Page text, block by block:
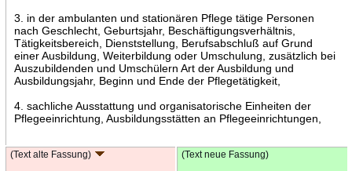
3. in der ambulanten und stationären Pflege tätige Personen
nach Geschlecht, Geburtsjahr, Beschäftigungsverhältnis,
Tätigkeitsbereich, Dienststellung, Berufsabschluß auf Grund
einer Ausbildung, Weiterbildung oder Umschulung, zusätzlich bei
Auszubildenden und Umschülern Art der Ausbildung und
Ausbildungsjahr, Beginn und Ende der Pflegetätigkeit,
4. sachliche Ausstattung und organisatorische Einheiten der
Pflegeeinrichtung, Ausbildungsstätten an Pflegeeinrichtungen,
(Text alte Fassung) (Text neue Fassung)